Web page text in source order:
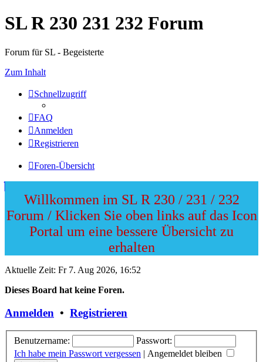
SL R 230 231 232 Forum
Forum für SL - Begeisterte
Zum Inhalt
Schnellzugriff
FAQ
Anmelden
Registrieren
Foren-Übersicht
Willkommen im SL R 230 / 231 / 232
Forum / Klicken Sie oben links auf das Icon
Portal um eine bessere Übersicht zu
erhalten
Aktuelle Zeit: Fr 7. Aug 2026, 16:52
Dieses Board hat keine Foren.
Anmelden • Registrieren
Benutzername:
Passwort:
Ich habe mein Passwort vergessen | Angemeldet bleiben